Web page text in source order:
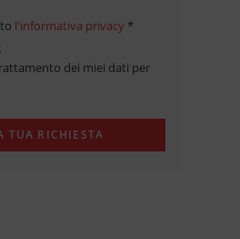
l'informativa privacy *
dei miei dati per